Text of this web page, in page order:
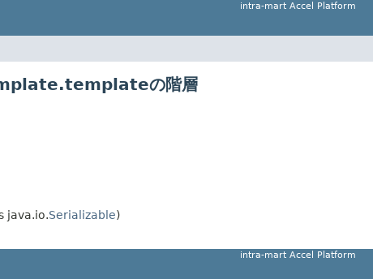
intra-mart Accel Platform
の階層
java.io.Serializable)
intra-mart Accel Platform